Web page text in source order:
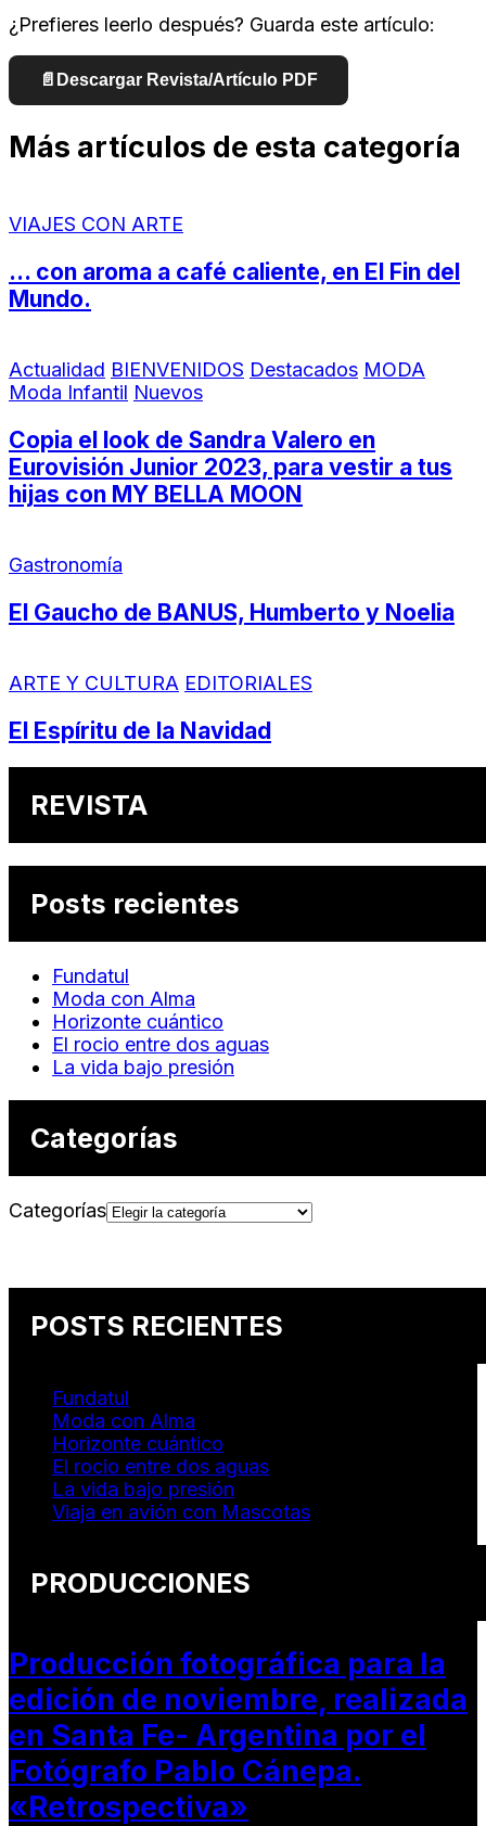
¿Prefieres leerlo después? Guarda este artículo:
📄 Descargar Revista/Artículo PDF
Más artículos de esta categoría
VIAJES CON ARTE
… con aroma a café caliente, en El Fin del
Mundo.
Actualidad BIENVENIDOS Destacados MODA
Moda Infantil Nuevos
Copia el look de Sandra Valero en
Eurovisión Junior 2023, para vestir a tus
hijas con MY BELLA MOON
Gastronomía
El Gaucho de BANUS, Humberto y Noelia
ARTE Y CULTURA EDITORIALES
El Espíritu de la Navidad
REVISTA
Posts recientes
Fundatul
Moda con Alma
Horizonte cuántico
El rocio entre dos aguas
La vida bajo presión
Categorías
Categorías
POSTS RECIENTES
Fundatul
Moda con Alma
Horizonte cuántico
El rocio entre dos aguas
La vida bajo presión
Viaja en avión con Mascotas
PRODUCCIONES
Producción fotográfica para la
edición de noviembre, realizada
en Santa Fe- Argentina por el
Fotógrafo Pablo Cánepa.
«Retrospectiva»